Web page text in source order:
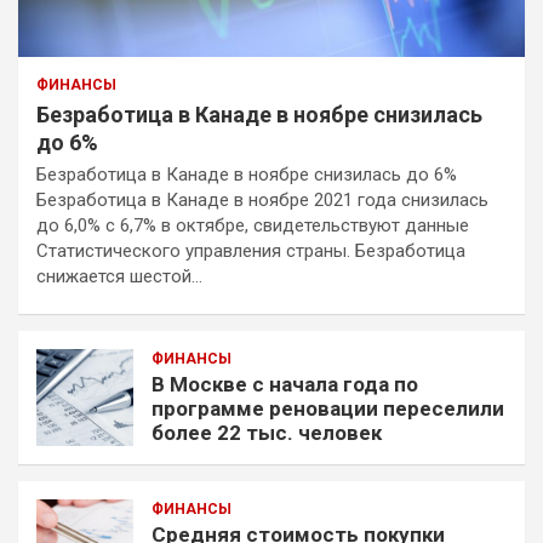
ФИНАНСЫ
Безработица в Канаде в ноябре снизилась
до 6%
Безработица в Канаде в ноябре снизилась до 6%
Безработица в Канаде в ноябре 2021 года снизилась
до 6,0% с 6,7% в октябре, свидетельствуют данные
Статистического управления страны. Безработица
снижается шестой…
ФИНАНСЫ
В Москве с начала года по
программе реновации переселили
более 22 тыс. человек
ФИНАНСЫ
Средняя стоимость покупки